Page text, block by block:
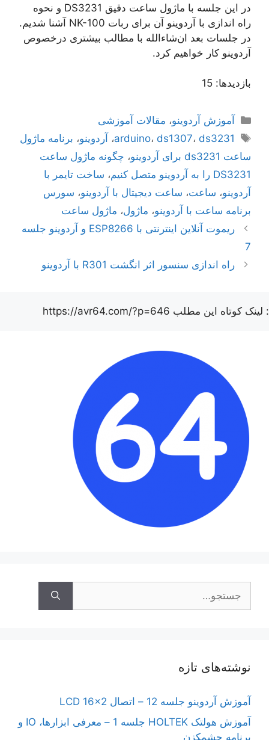
در این جلسه با ماژول ساعت دقیق DS3231 و نحوه
راه اندازی با آردوینو آن برای ربات NK-100 آشنا شدیم.
در جلسات بعد ان‌شاءالله با مطالب بیشتری درخصوص
آردوینو کار خواهیم کرد.
بازدیدها: 15
دسته‌ها
آموزش آردوینو، مقالات آموزشی
برچسب‌ها
arduino، ds1307، ds3231 ، آردوینو، برنامه ماژول
ساعت ds3231 برای آردوینو
، چگونه ماژول ساعت
DS3231 را به آردوینو متصل کنیم
، ساخت تایمر با
آردوینو، ساعت، ساعت دیجیتال با آردوینو، سورس
برنامه ساعت با آردوینو، ماژول، ماژول ساعت
ناوبری
نوشته‌ها
ریموت آنلاین اینترنتی با ESP8266 و آردوینو جلسه
7
راه اندازی سنسور اثر انگشت R301 با آردوینو
: لینک کوتاه این مطلب https://avr64.com/?p=646
نوشته‌های تازه
آموزش آردوینو جلسه 12 – اتصال LCD 16×2
آموزش هولتک HOLTEK جلسه 1 – معرفی ابزارها، IO و
برنامه چشمکزن